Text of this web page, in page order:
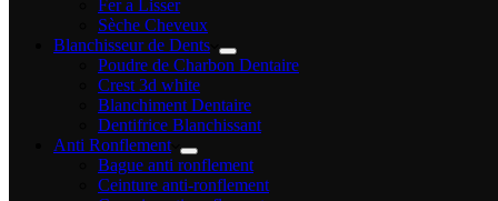
Fer a Lisser
Sèche Cheveux
Blanchisseur de Dents
Poudre de Charbon Dentaire
Crest 3d white
Blanchiment Dentaire
Dentifrice Blanchissant
Anti Ronflement
Bague anti ronflement
Ceinture anti-ronflement